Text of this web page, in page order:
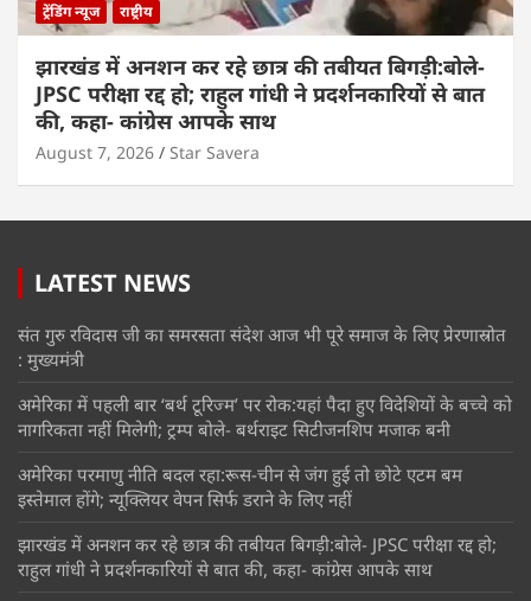
ट्रेंडिंग न्यूज राष्ट्रीय
झारखंड में अनशन कर रहे छात्र की तबीयत बिगड़ी:बोले-
JPSC परीक्षा रद्द हो; राहुल गांधी ने प्रदर्शनकारियों से बात
की, कहा- कांग्रेस आपके साथ
August 7, 2026 Star Savera
LATEST NEWS
संत गुरु रविदास जी का समरसता संदेश आज भी पूरे समाज के लिए प्रेरणास्रोत
: मुख्यमंत्री
अमेरिका में पहली बार ‘बर्थ टूरिज्म’ पर रोक:यहां पैदा हुए विदेशियों के बच्चे को
नागरिकता नहीं मिलेगी; ट्रम्प बोले- बर्थराइट सिटीजनशिप मजाक बनी
अमेरिका परमाणु नीति बदल रहा:रूस-चीन से जंग हुई तो छोटे एटम बम
इस्तेमाल होंगे; न्यूक्लियर वेपन सिर्फ डराने के लिए नहीं
झारखंड में अनशन कर रहे छात्र की तबीयत बिगड़ी:बोले- JPSC परीक्षा रद्द हो;
राहुल गांधी ने प्रदर्शनकारियों से बात की, कहा- कांग्रेस आपके साथ